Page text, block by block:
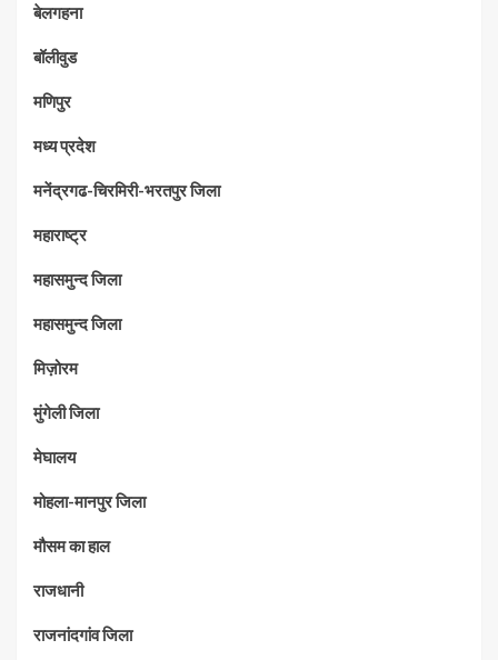
बेलगहना
बॉलीवुड
मणिपुर
मध्‍य प्रदेश
मनेंद्रगढ-चिरमिरी-भरतपुर जिला
महाराष्‍ट्र
महासमुन्द जिला
महासमुन्द जिला
मिज़ोरम
मुंगेली जिला
मेघालय
मोहला-मानपुर जिला
मौसम का हाल
राजधानी
राजनांदगांव जिला